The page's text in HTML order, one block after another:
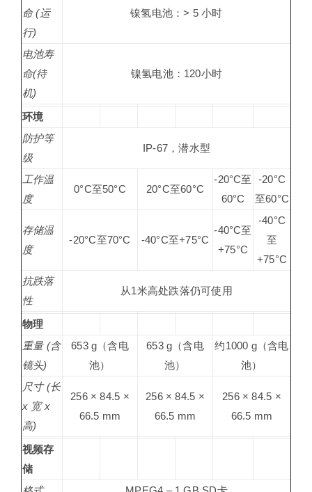
命 (运
行)
镍氢电池：> 5 小时
电池寿
命(待
机)
镍氢电池：120小时
环境
防护等
级
IP-67，潜水型
工作温
度
0°C至50°C 20°C至60°C
-20°C至
60°C
-20°C
至60°C
存储温
度
-20°C至70°C -40°C至+75°C
-40°C至
+75°C
-40°C
至
+75°C
抗跌落
性
从1米高处跌落仍可使用
物理
重量 (含
镜头)
653 g（含电
池）
653 g（含电
池）
约1000 g（含电
池）
尺寸 (长
x 宽 x
高)
256 × 84.5 ×
66.5 mm
256 × 84.5 ×
66.5 mm
256 × 84.5 ×
66.5 mm
视频存
储